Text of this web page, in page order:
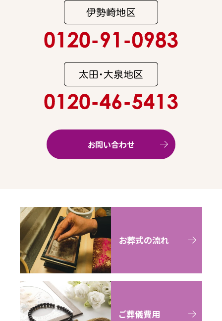
お問い合わせ
お葬式の流れ
ご葬儀費用